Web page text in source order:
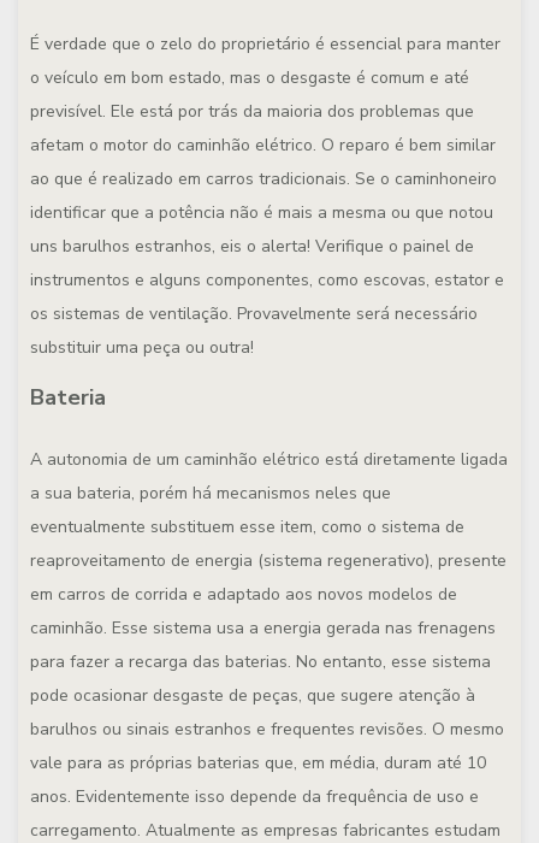
É verdade que o zelo do proprietário é essencial para manter
o veículo em bom estado, mas o desgaste é comum e até
previsível. Ele está por trás da maioria dos problemas que
afetam o motor do caminhão elétrico. O reparo é bem similar
ao que é realizado em carros tradicionais. Se o caminhoneiro
identificar que a potência não é mais a mesma ou que notou
uns barulhos estranhos, eis o alerta! Verifique o painel de
instrumentos e alguns componentes, como escovas, estator e
os sistemas de ventilação. Provavelmente será necessário
substituir uma peça ou outra!
Bateria
A autonomia de um caminhão elétrico está diretamente ligada
a sua bateria, porém há mecanismos neles que
eventualmente substituem esse item, como o sistema de
reaproveitamento de energia (sistema regenerativo), presente
em carros de corrida e adaptado aos novos modelos de
caminhão. Esse sistema usa a energia gerada nas frenagens
para fazer a recarga das baterias. No entanto, esse sistema
pode ocasionar desgaste de peças, que sugere atenção à
barulhos ou sinais estranhos e frequentes revisões. O mesmo
vale para as próprias baterias que, em média, duram até 10
anos. Evidentemente isso depende da frequência de uso e
carregamento. Atualmente as empresas fabricantes estudam